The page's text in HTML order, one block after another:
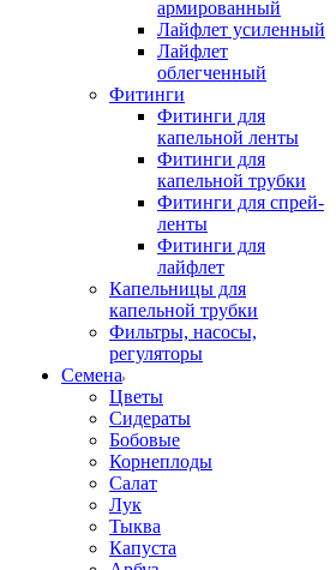
армированный
Лайфлет усиленный
Лайфлет
облегченный
Фитинги
Фитинги для
капельной ленты
Фитинги для
капельной трубки
Фитинги для спрей-
ленты
Фитинги для
лайфлет
Капельницы для
капельной трубки
Фильтры, насосы,
регуляторы
Семена
Цветы
Сидераты
Бобовые
Корнеплоды
Салат
Лук
Тыква
Капуста